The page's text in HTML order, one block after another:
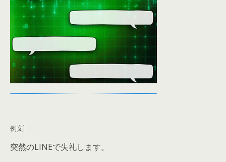
例文1
突然のLINEで失礼します。